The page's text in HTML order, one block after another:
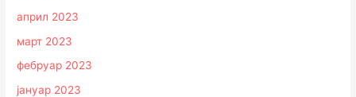
април 2023
март 2023
фебруар 2023
јануар 2023